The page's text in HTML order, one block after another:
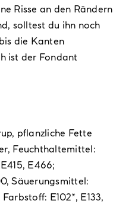
Risse an den Rändern
solltest du ihn noch
die Kanten
ist der Fondant
pflanzliche Fette
Feuchthaltemittel:
E466;
Säuerungsmittel:
E102*, E133,